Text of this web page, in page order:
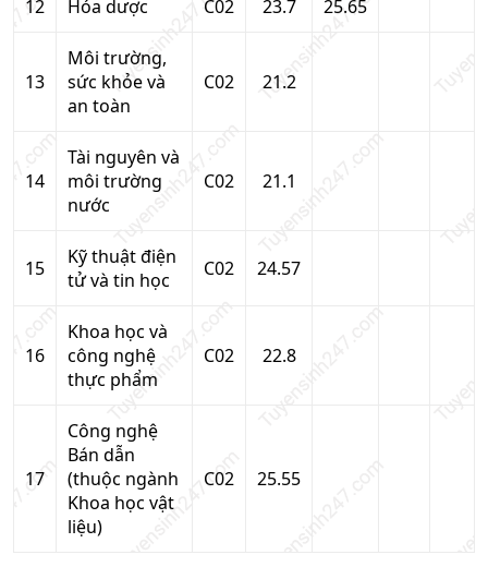
12 Hóa dược C02 23.7 25.65
13
Môi trường,
sức khỏe và
an toàn
C02 21.2
14
Tài nguyên và
môi trường
nước
C02 21.1
15
Kỹ thuật điện
tử và tin học
C02 24.57
16
Khoa học và
công nghệ
thực phẩm
C02 22.8
17
Công nghệ
Bán dẫn
(thuộc ngành
Khoa học vật
liệu)
C02 25.55